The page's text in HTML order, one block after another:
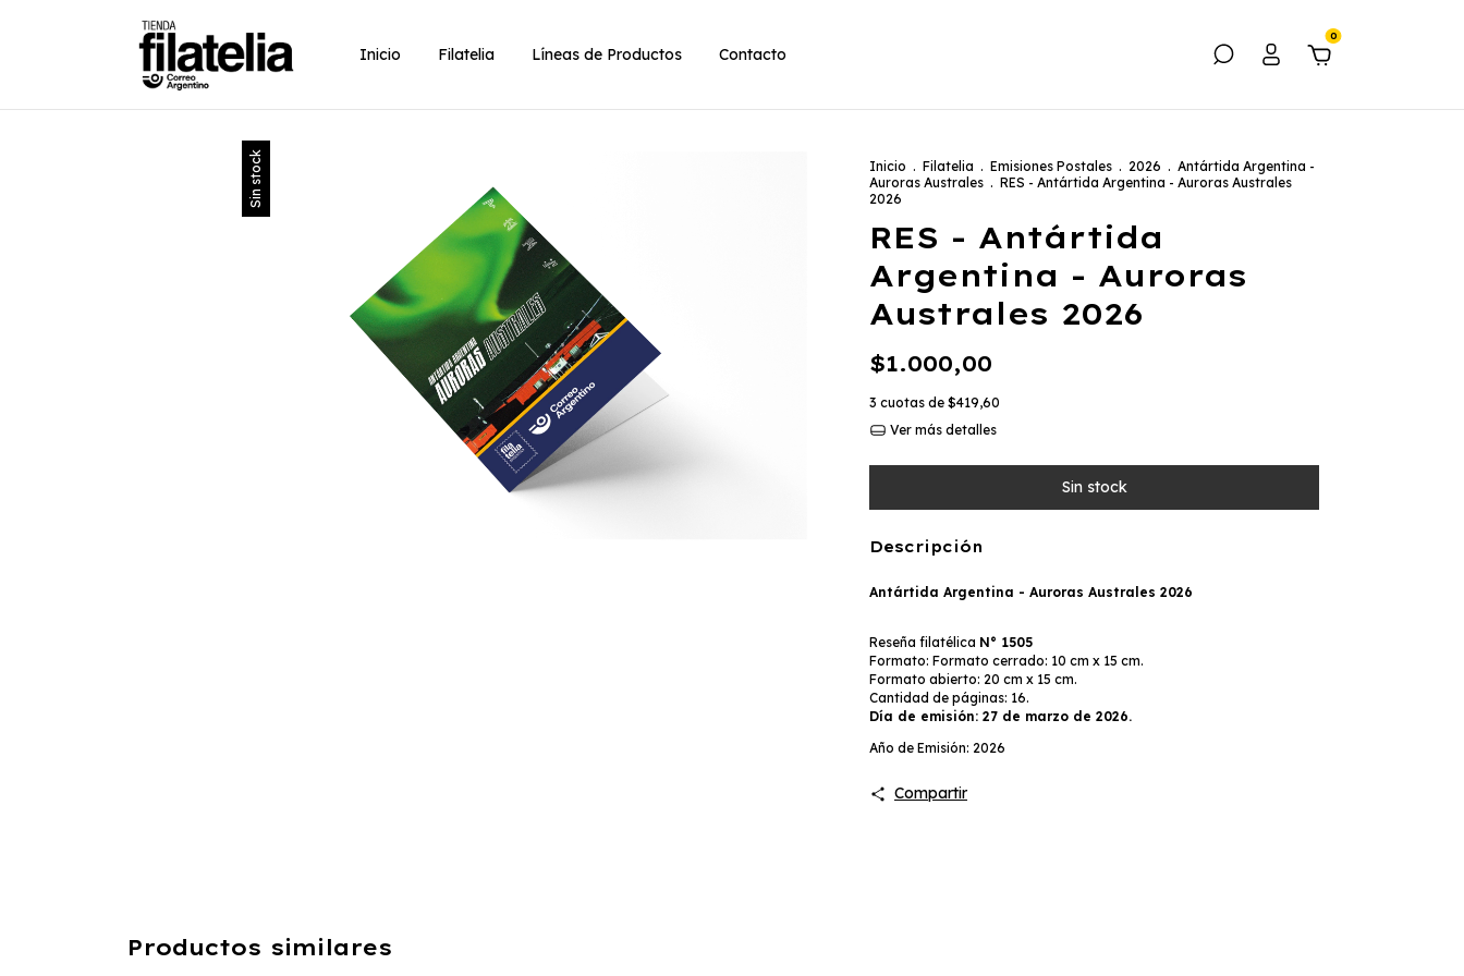
Inicio Filatelia Líneas de Productos Contacto
0
Sin stock Inicio . Filatelia . Emisiones Postales . 2026 . Antártida Argentina -
Auroras Australes . RES - Antártida Argentina - Auroras Australes
2026
RES - Antártida
Argentina - Auroras
Australes 2026
$1.000,00
3 cuotas de $419,60
Ver más detalles
Descripción
Antártida Argentina - Auroras Australes 2026
Reseña filatélica N° 1505
Formato: Formato cerrado: 10 cm x 15 cm.
Formato abierto: 20 cm x 15 cm.
Cantidad de páginas: 16.
Día de emisión: 27 de marzo de 2026.
Año de Emisión: 2026
Compartir
Productos similares